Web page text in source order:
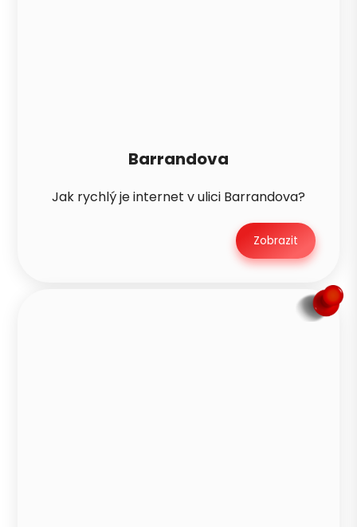
Barrandova
Jak rychlý je internet v ulici Barrandova?
Zobrazit